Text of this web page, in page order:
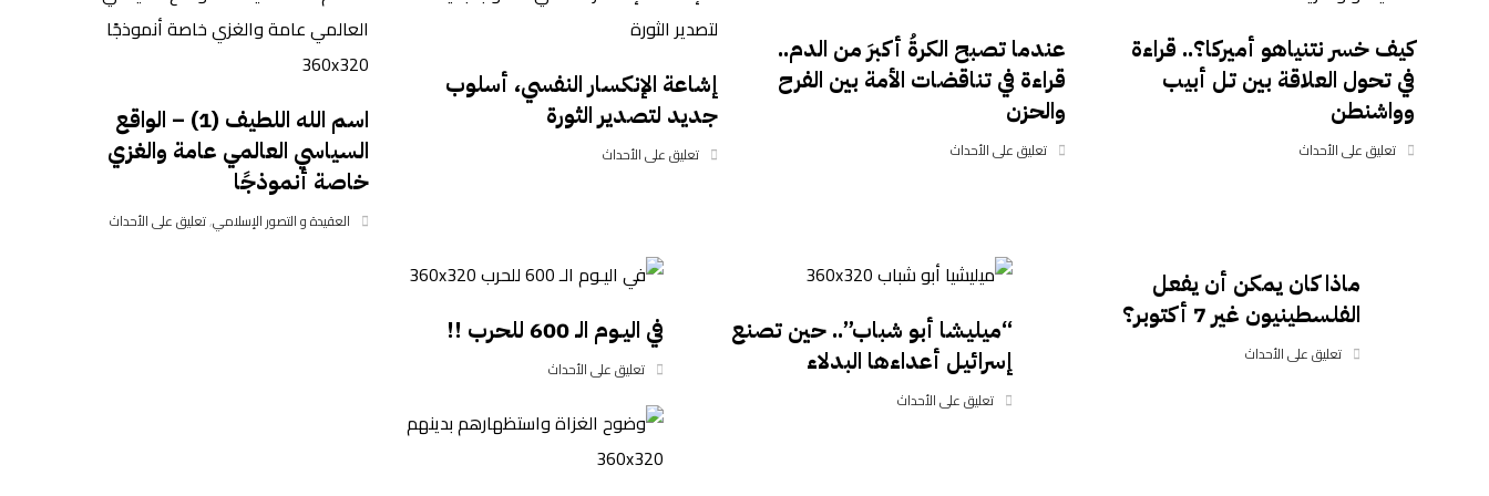
كيف خسر نتنياهو أميركا؟.. قراءة
في تحول العلاقة بين تل أبيب
وواشنطن
تعليق على الأحداث
عندما تصبح الكرةُ أكبرَ من الدم..
قراءة في تناقضات الأمة بين الفرح
والحزن
تعليق على الأحداث
إشاعة الإنكسار النفسي، أسلوب
جديد لتصدير الثورة
تعليق على الأحداث
اسم الله اللطيف (1) – الواقع
السياسي العالمي عامة والغزي
خاصة أنموذجًا
العقيدة و التصور الإسلامي,تعليق على الأحداث
ماذا كان يمكن أن يفعل
الفلسطينيون غير 7 أكتوبر؟
تعليق على الأحداث
“ميليشا أبو شباب”.. حين تصنع
إسرائيل أعداءها البدلاء
تعليق على الأحداث
‏في اليـوم الـ 600 للحرب !!
تعليق على الأحداث